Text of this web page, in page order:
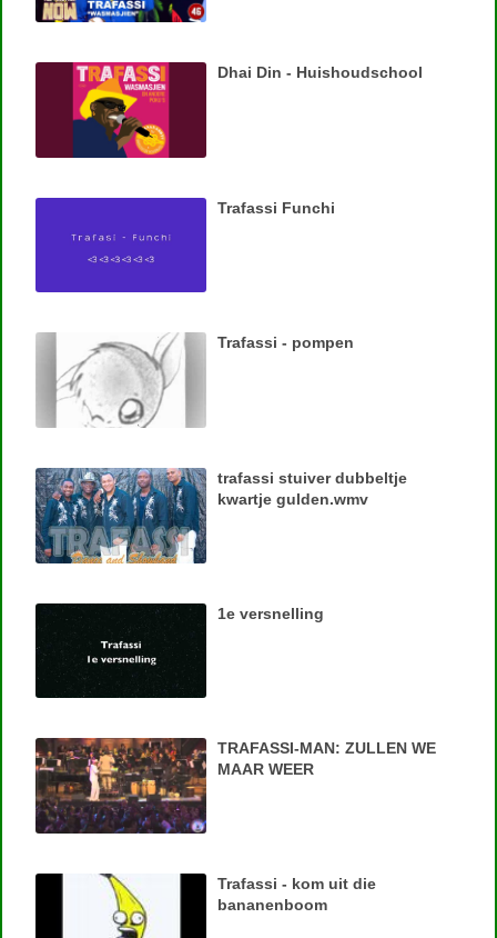
Dhai Din - Huishoudschool
Trafassi Funchi
Trafassi - pompen
trafassi stuiver dubbeltje
kwartje gulden.wmv
1e versnelling
TRAFASSI-MAN: ZULLEN WE
MAAR WEER
Trafassi - kom uit die
bananenboom